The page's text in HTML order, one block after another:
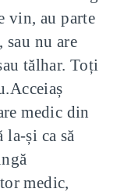
vin, au parte
nu are
tălhar. Toți
Acceiaș
medic din
la-și ca să
medic,